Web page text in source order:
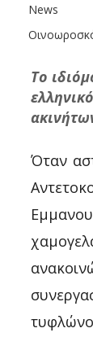
News
Το
Όταν